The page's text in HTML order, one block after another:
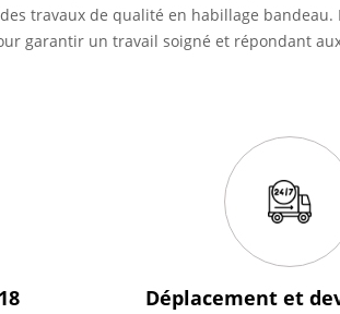
travaux de qualité en habillage
garantir un travail soigné et répondant
Déplacement et